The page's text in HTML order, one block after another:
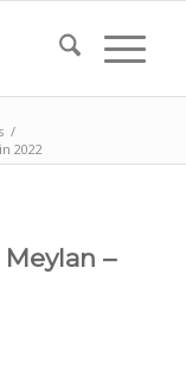
/
2022
–